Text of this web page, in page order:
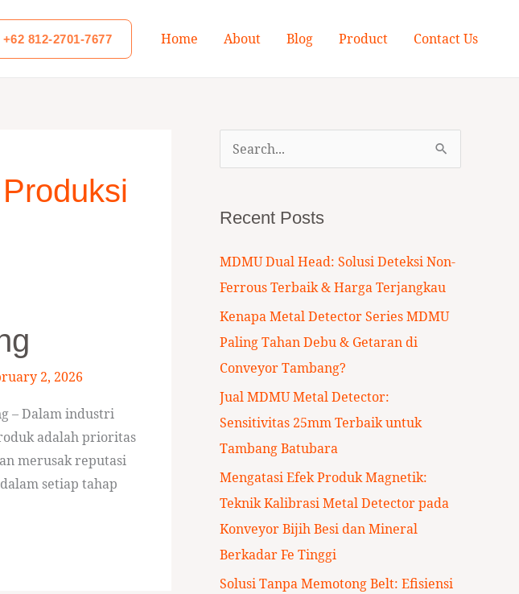
+62 812-2701-7677 Home About Blog Product Contact Us
2, 2026
– Dalam industri
adalah prioritas
merusak reputasi
setiap tahap
r
c
h
Recent Posts
MDMU Dual Head: Solusi Deteksi Non-
Ferrous Terbaik & Harga Terjangkau
Kenapa Metal Detector Series MDMU
Paling Tahan Debu & Getaran di
Conveyor Tambang?
Jual MDMU Metal Detector:
Sensitivitas 25mm Terbaik untuk
Tambang Batubara
Mengatasi Efek Produk Magnetik:
Teknik Kalibrasi Metal Detector pada
Konveyor Bijih Besi dan Mineral
Berkadar Fe Tinggi
Solusi Tanpa Memotong Belt: Efisiensi